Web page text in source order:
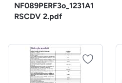
NF089PERF3o_1231A1
RSCDV 2.pdf